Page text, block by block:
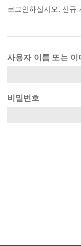
로그인하십시오. 신규
사용자 이름 또는 이
비밀번호